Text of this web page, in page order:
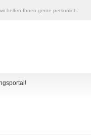
helfen Ihnen gerne persönlich.